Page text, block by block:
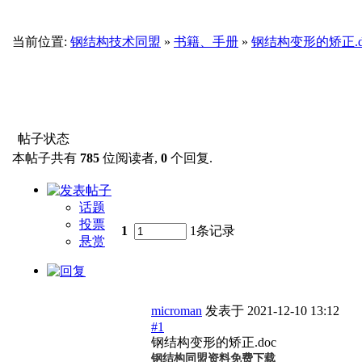
当前位置: 钢结构技术同盟 » 书籍、手册 » 钢结构变形的矫正
帖子状态
本帖子共有 785 位阅读者, 0 个回复.
话题
投票
悬赏
1 1条记录
microman 发表于 2021-12-10 13:12
#1
钢结构变形的矫正.doc
钢结构同盟资料免费下载